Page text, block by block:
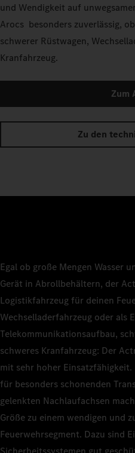
und Wendigkeit auf
Arocs besonders zuverlässig,
schwerer Rüstwagen,
Kranfahrzeug.
Zum
Zu den
Egal ob große Mengen Wasser
Gerät in Abrollbehältern, der
Logistikfahrzeug für deinen
Wechselladerfahrzeug oder als
Telekommunikationsaufbau,
schweres Kranfahrzeug: Der
mit sehr hoher
für besonders schonenden
gelenkten Nachlaufachsen
Größe zu einem wendigen und
Feuerwehrsegment. Dazu sind